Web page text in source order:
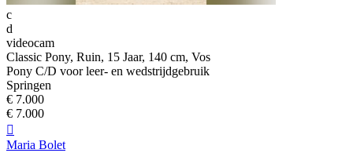
c
d
videocam
Classic Pony, Ruin, 15 Jaar, 140 cm, Vos
Pony C/D voor leer- en wedstrijdgebruik
Springen
€ 7.000
€ 7.000

Maria Bolet